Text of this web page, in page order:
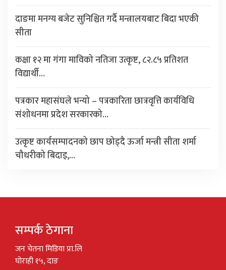
दाङमा मनग्य बजेट सुनिश्चित गर्दै मन्त्रालयबाट बिदा भएकी
सीता
कक्षा १२ मा गंगा माविको नतिजा उत्कृष्ट, ८२.८५ प्रतिशत
विद्यार्थी…
पत्रकार महासंघले भन्यो – पत्रकारिता छात्रवृत्ति कार्यविधि
संशोधनमा प्रदेश सरकारको…
उत्कृष्ट कार्यसम्पादनको छाप छोड्दै ऊर्जा मन्त्री सीता शर्मा
चौधरीको बिदाइ,…
सम्पर्क ठेगाना
जन चेतना मिडिया प्रा.लि
घोराही १५, दाङ